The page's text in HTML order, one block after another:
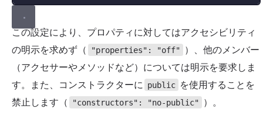
この設定により、プロパティに対してはアクセシビリティ
の明示を求めず（
"properties": "off"
）、他のメンバー
（アクセサーやメソッドなど）については明示を要求しま
す。また、コンストラクターに
public を使用することを
禁止します（
"constructors": "no-public" ）。